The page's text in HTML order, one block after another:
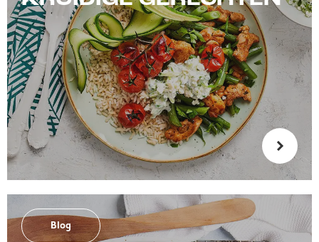
Blog